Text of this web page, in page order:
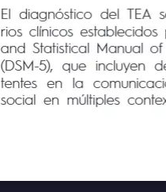
El diagnóstico del TEA
rios clínicos establecidos
and Statistical Manual of
(DSM-5),
que incluyen
tentes
en la
social en múltiples